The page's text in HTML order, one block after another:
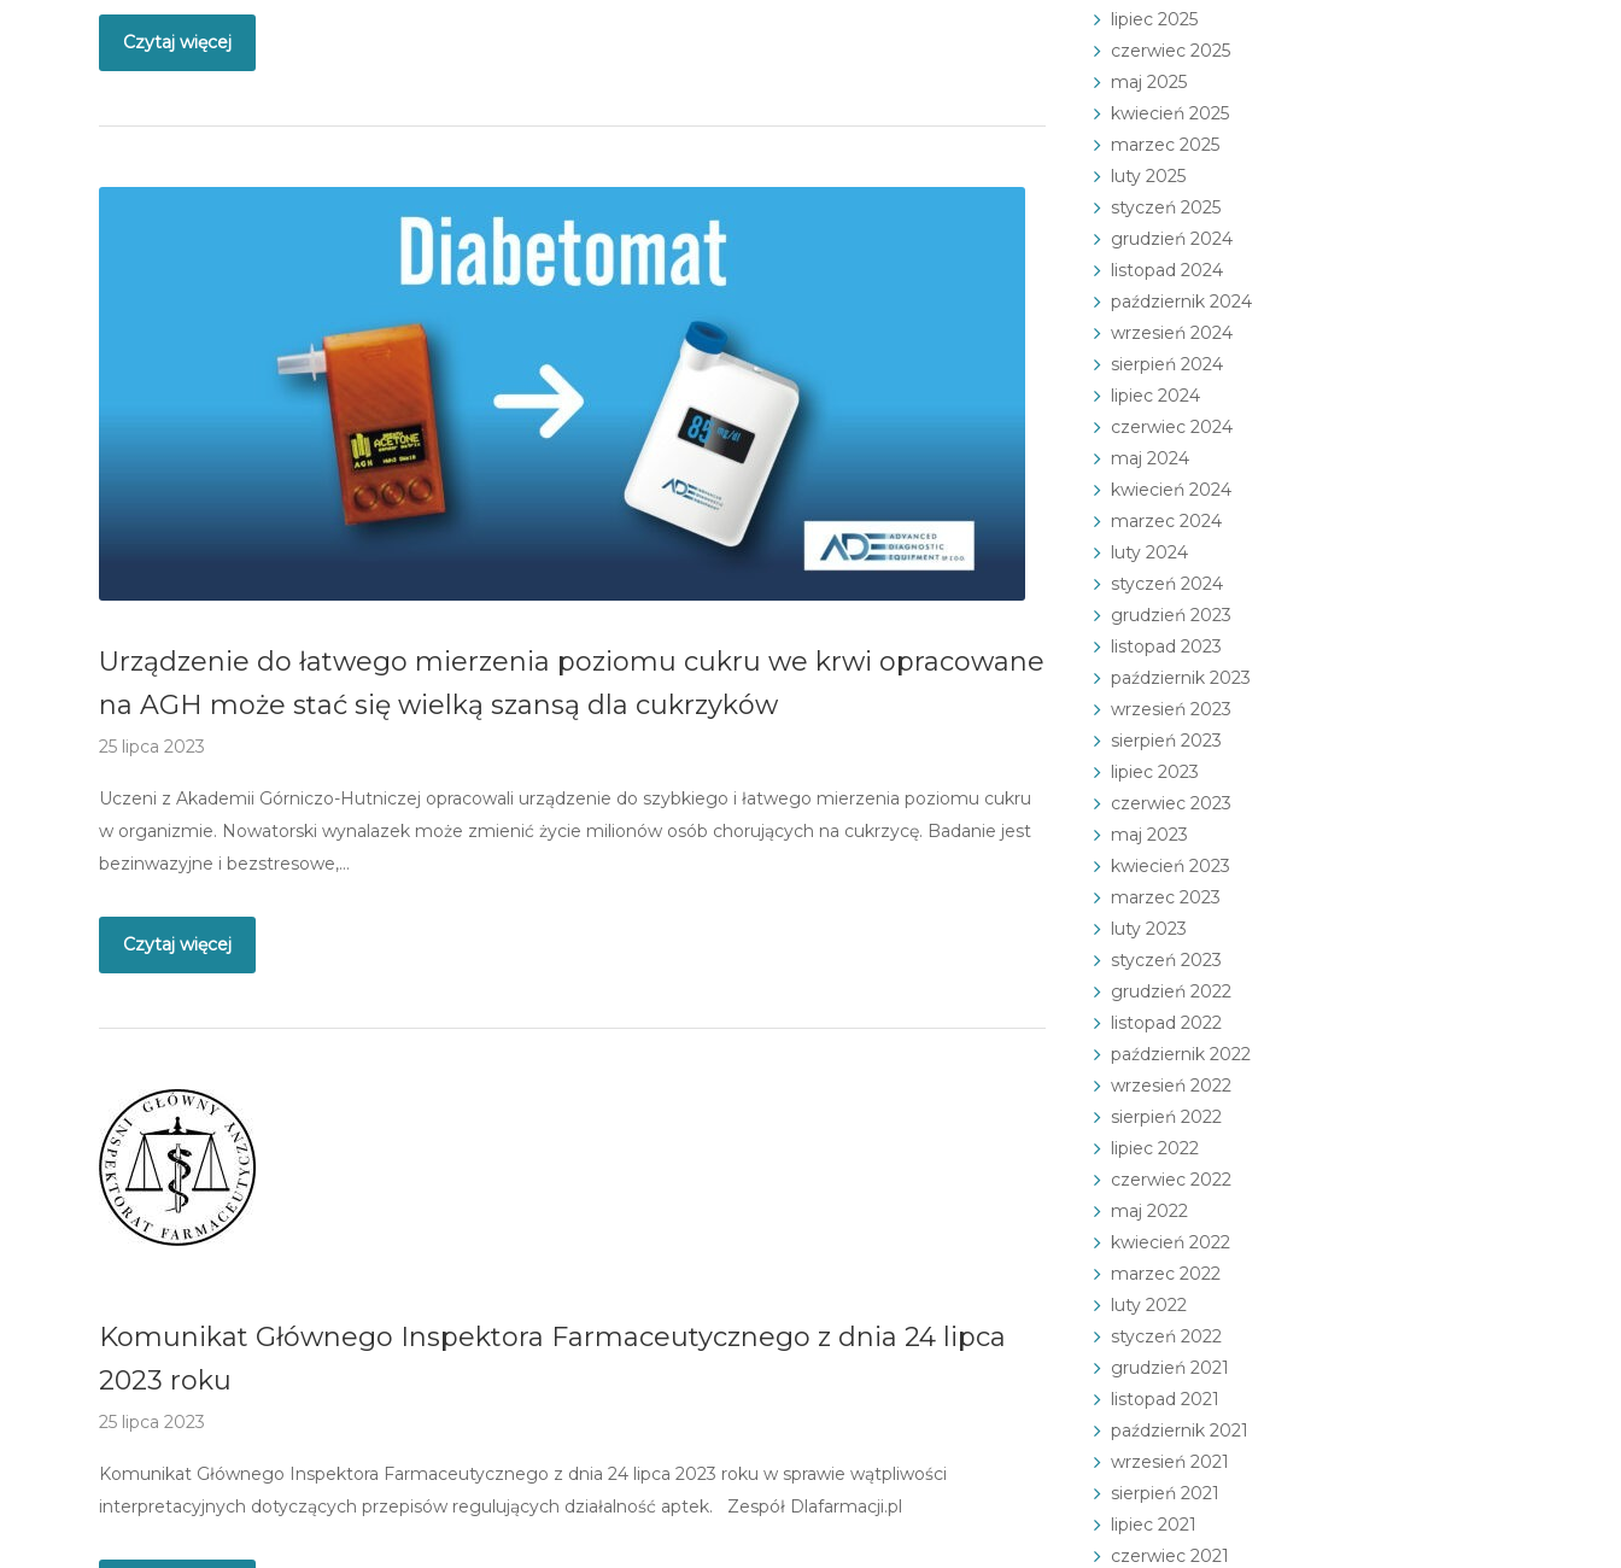
Czytaj więcej
Urządzenie do łatwego mierzenia poziomu cukru we krwi opracowane
na AGH może stać się wielką szansą dla cukrzyków
25 lipca 2023
Uczeni z Akademii Górniczo-Hutniczej opracowali urządzenie do szybkiego i łatwego mierzenia poziomu cukru
w organizmie. Nowatorski wynalazek może zmienić życie milionów osób chorujących na cukrzycę. Badanie jest
bezinwazyjne i bezstresowe,…
Czytaj więcej
Komunikat Głównego Inspektora Farmaceutycznego z dnia 24 lipca
2023 roku
25 lipca 2023
Komunikat Głównego Inspektora Farmaceutycznego z dnia 24 lipca 2023 roku w sprawie wątpliwości
interpretacyjnych dotyczących przepisów regulujących działalność aptek. Zespół Dlafarmacji.pl
lipiec 2025
czerwiec 2025
maj 2025
kwiecień 2025
marzec 2025
luty 2025
styczeń 2025
grudzień 2024
listopad 2024
październik 2024
wrzesień 2024
sierpień 2024
lipiec 2024
czerwiec 2024
maj 2024
kwiecień 2024
marzec 2024
luty 2024
styczeń 2024
grudzień 2023
listopad 2023
październik 2023
wrzesień 2023
sierpień 2023
lipiec 2023
czerwiec 2023
maj 2023
kwiecień 2023
marzec 2023
luty 2023
styczeń 2023
grudzień 2022
listopad 2022
październik 2022
wrzesień 2022
sierpień 2022
lipiec 2022
czerwiec 2022
maj 2022
kwiecień 2022
marzec 2022
luty 2022
styczeń 2022
grudzień 2021
listopad 2021
październik 2021
wrzesień 2021
sierpień 2021
lipiec 2021
czerwiec 2021